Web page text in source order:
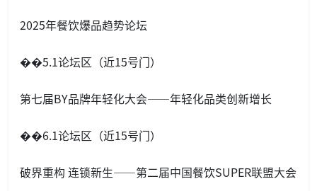
2025年餐饮爆品趋势论坛
��5.1论坛区（近15号门）
第七届BY品牌年轻化大会——年轻化品类创新增长
��6.1论坛区（近15号门）
破界重构 连锁新生——第二届中国餐饮SUPER联盟大会